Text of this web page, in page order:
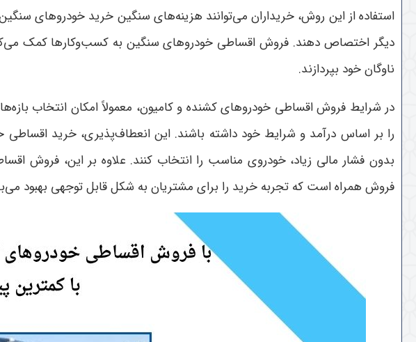
استفاده از این روش، خریداران می‌توانند هزینه‌های سنگین خرید خودروهای
دیگر اختصاص دهند. فروش اقساطی خودروهای سنگین به کسب‌وکارها کمک
ناوگان خود بپردازند.
در شرایط فروش اقساطی خودروهای کشنده و کامیون، معمولاً امکان انتخاب
را بر اساس درآمد و شرایط خود داشته باشند. این انعطاف‌پذیری، خرید اقساطی
بدون فشار مالی زیاد، خودروی مناسب را انتخاب کنند. علاوه بر این، فروش
فروش همراه است که تجربه خرید را برای مشتریان به شکل قابل توجهی بهبود